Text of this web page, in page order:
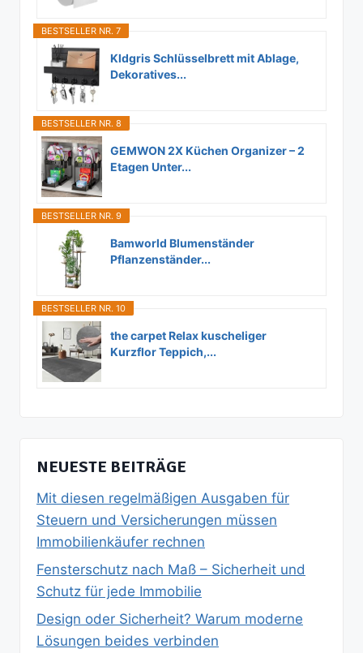
BESTSELLER NR. 7
Kldgris Schlüsselbrett mit Ablage,
Dekoratives...
BESTSELLER NR. 8
GEMWON 2X Küchen Organizer – 2
Etagen Unter...
BESTSELLER NR. 9
Bamworld Blumenständer
Pflanzenständer...
BESTSELLER NR. 10
the carpet Relax kuscheliger
Kurzflor Teppich,...
NEUESTE BEITRÄGE
Mit diesen regelmäßigen Ausgaben für
Steuern und Versicherungen müssen
Immobilienkäufer rechnen
Fensterschutz nach Maß – Sicherheit und
Schutz für jede Immobilie
Design oder Sicherheit? Warum moderne
Lösungen beides verbinden